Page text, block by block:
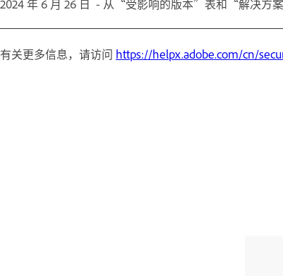
2024 年 6 月 26 日 - 从“受影响的版本”表和“解决方
有关更多信息，请访问 https://helpx.adobe.com/cn/